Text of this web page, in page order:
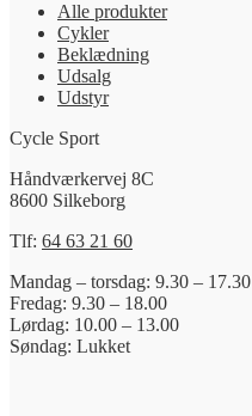
Alle produkter
Cykler
Beklædning
Udsalg
Udstyr
Cycle Sport
Håndværkervej 8C
8600 Silkeborg
Tlf: 64 63 21 60
Mandag – torsdag: 9.30 – 17.30
Fredag: 9.30 – 18.00
Lørdag: 10.00 – 13.00
Søndag: Lukket